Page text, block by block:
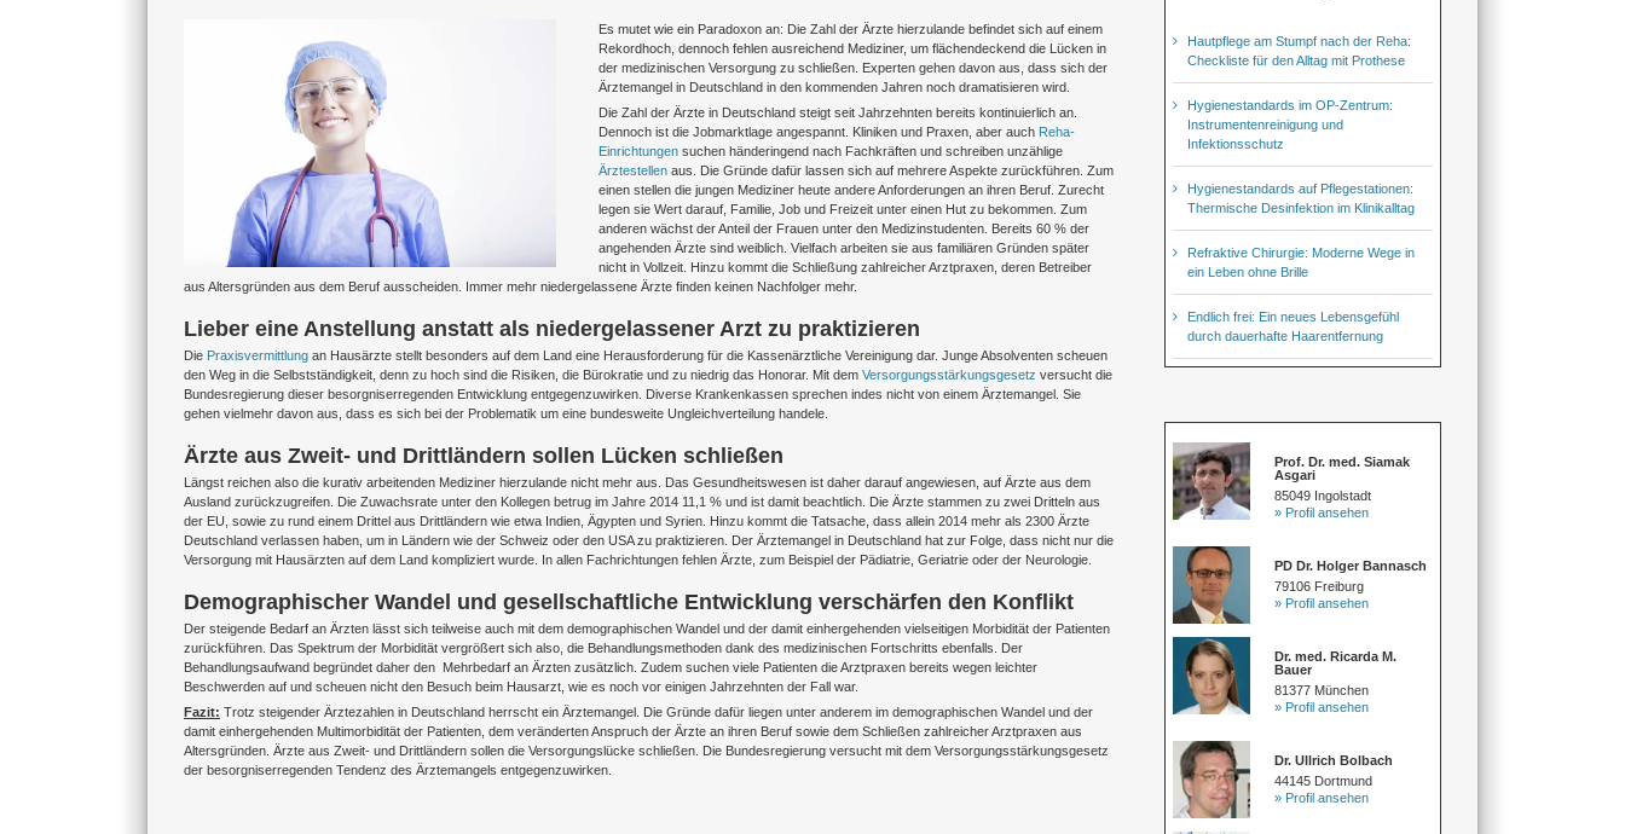
Es mutet wie ein Paradoxon an: Die Zahl der Ärzte hierzulande befindet sich auf einem
Rekordhoch, dennoch fehlen ausreichend Mediziner, um flächendeckend die Lücken in
der medizinischen Versorgung zu schließen. Experten gehen davon aus, dass sich der
Ärztemangel in Deutschland in den kommenden Jahren noch dramatisieren wird.
Die Zahl der Ärzte in Deutschland steigt seit Jahrzehnten bereits kontinuierlich an.
Dennoch ist die Jobmarktlage angespannt. Kliniken und Praxen, aber auch Reha-
Einrichtungensuchen händeringend nach Fachkräften und schreiben unzählige
Ärztestellenaus. Die Gründe dafür lassen sich auf mehrere Aspekte zurückführen. Zum
einen stellen die jungen Mediziner heute andere Anforderungen an ihren Beruf. Zurecht
legen sie Wert darauf, Familie, Job und Freizeit unter einen Hut zu bekommen. Zum
anderen wächst der Anteil der Frauen unter den Medizinstudenten. Bereits 60 % der
angehenden Ärzte sind weiblich. Vielfach arbeiten sie aus familiären Gründen später
nicht in Vollzeit. Hinzu kommt die Schließung zahlreicher Arztpraxen, deren Betreiber
aus Altersgründen aus dem Beruf ausscheiden. Immer mehr niedergelassene Ärzte finden keinen Nachfolger mehr.
Lieber eine Anstellung anstatt als niedergelassener Arzt zu praktizieren
Die Praxisvermittlung an Hausärzte stellt besonders auf dem Land eine Herausforderung für die Kassenärztliche Vereinigung dar. Junge Absolventen scheuen
den Weg in die Selbstständigkeit, denn zu hoch sind die Risiken, die Bürokratie und zu niedrig das Honorar. Mit dem Versorgungsstärkungsgesetz versucht die
Bundesregierung dieser besorgniserregenden Entwicklung entgegenzuwirken. Diverse Krankenkassen sprechen indes nicht von einem Ärztemangel. Sie
gehen vielmehr davon aus, dass es sich bei der Problematik um eine bundesweite Ungleichverteilung handele.
Ärzte aus Zweit- und Drittländern sollen Lücken schließen
Längst reichen also die kurativ arbeitenden Mediziner hierzulande nicht mehr aus. Das Gesundheitswesen ist daher darauf angewiesen, auf Ärzte aus dem
Ausland zurückzugreifen. Die Zuwachsrate unter den Kollegen betrug im Jahre 2014 11,1 % und ist damit beachtlich. Die Ärzte stammen zu zwei Dritteln aus
der EU, sowie zu rund einem Drittel aus Drittländern wie etwa Indien, Ägypten und Syrien. Hinzu kommt die Tatsache, dass allein 2014 mehr als 2300 Ärzte
Deutschland verlassen haben, um in Ländern wie der Schweiz oder den USA zu praktizieren. Der Ärztemangel in Deutschland hat zur Folge, dass nicht nur die
Versorgung mit Hausärzten auf dem Land kompliziert wurde. In allen Fachrichtungen fehlen Ärzte, zum Beispiel der Pädiatrie, Geriatrie oder der Neurologie.
Demographischer Wandel und gesellschaftliche Entwicklung verschärfen den Konflikt
Der steigende Bedarf an Ärzten lässt sich teilweise auch mit dem demographischen Wandel und der damit einhergehenden vielseitigen Morbidität der Patienten
zurückführen. Das Spektrum der Morbidität vergrößert sich also, die Behandlungsmethoden dank des medizinischen Fortschritts ebenfalls. Der
Behandlungsaufwand begründet daher den Mehrbedarf an Ärzten zusätzlich. Zudem suchen viele Patienten die Arztpraxen bereits wegen leichter
Beschwerden auf und scheuen nicht den Besuch beim Hausarzt, wie es noch vor einigen Jahrzehnten der Fall war.
Fazit: Trotz steigender Ärztezahlen in Deutschland herrscht ein Ärztemangel. Die Gründe dafür liegen unter anderem im demographischen Wandel und der
damit einhergehenden Multimorbidität der Patienten, dem veränderten Anspruch der Ärzte an ihren Beruf sowie dem Schließen zahlreicher Arztpraxen aus
Altersgründen. Ärzte aus Zweit- und Drittländern sollen die Versorgungslücke schließen. Die Bundesregierung versucht mit dem Versorgungsstärkungsgesetz
der besorgniserregenden Tendenz des Ärztemangels entgegenzuwirken.
Hautpflege am Stumpf nach der Reha:
Checkliste für den Alltag mit Prothese
Hygienestandards im OP-Zentrum:
Instrumentenreinigung und
Infektionsschutz
Hygienestandards auf Pflegestationen:
Thermische Desinfektion im Klinikalltag
Refraktive Chirurgie: Moderne Wege in
ein Leben ohne Brille
Endlich frei: Ein neues Lebensgefühl
durch dauerhafte Haarentfernung
Prof. Dr. med. Siamak
Asgari
85049 Ingolstadt
» Profil ansehen
PD Dr. Holger Bannasch
79106 Freiburg
» Profil ansehen
Dr. med. Ricarda M.
Bauer
81377 München
» Profil ansehen
Dr. Ullrich Bolbach
44145 Dortmund
» Profil ansehen